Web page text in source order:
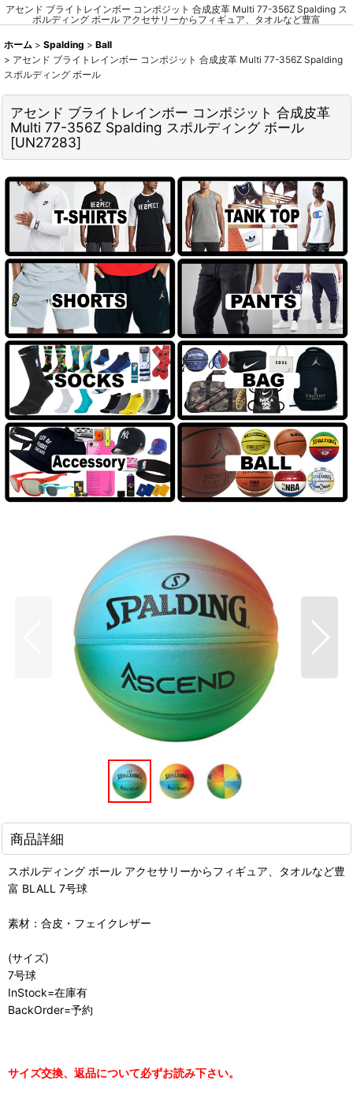
アセンド ブライトレインボー コンポジット 合成皮革 Multi 77-356Z Spalding ス
ポルディング ボール アクセサリーからフィギュア、タオルなど豊富
ホーム > Spalding > Ball
> アセンド ブライトレインボー コンポジット 合成皮革 Multi 77-356Z Spalding
スポルディング ボール
アセンド ブライトレインボー コンポジット 合成皮革
Multi 77-356Z Spalding スポルディング ボール
[UN27283]
商品詳細
スポルディング ボール アクセサリーからフィギュア、タオルなど豊
富 BLALL 7号球
素材：合皮・フェイクレザー
(サイズ)
7号球
InStock=在庫有
BackOrder=予約
サイズ交換、返品について必ずお読み下さい。